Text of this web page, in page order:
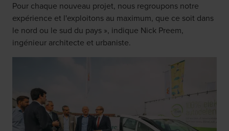
Pour chaque nouveau projet, nous regroupons notre
expérience et l'exploitons au maximum, que ce soit dans
le nord ou le sud du pays », indique Nick Preem,
ingénieur architecte et urbaniste.